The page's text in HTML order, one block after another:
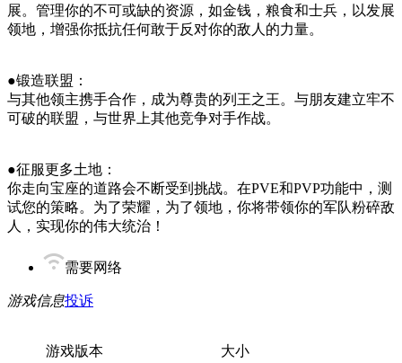
展。管理你的不可或缺的资源，如金钱，粮食和士兵，以发展
领地，增强你抵抗任何敢于反对你的敌人的力量。
●锻造联盟：
与其他领主携手合作，成为尊贵的列王之王。与朋友建立牢不
可破的联盟，与世界上其他竞争对手作战。
●征服更多土地：
你走向宝座的道路会不断受到挑战。在PVE和PVP功能中，测
试您的策略。为了荣耀，为了领地，你将带领你的军队粉碎敌
人，实现你的伟大统治！
需要网络
游戏信息投诉
游戏版本 大小